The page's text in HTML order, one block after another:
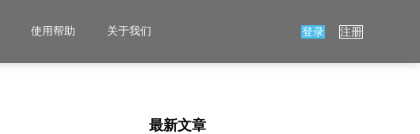
使用帮助 关于我们 登录 注册
最新文章